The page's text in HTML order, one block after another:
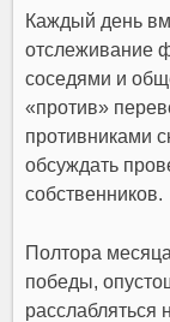
Каждый день
отслеживание
соседями и
«против»
противниками
обсуждать
собственников.
Полтора
победы,
расслабляться